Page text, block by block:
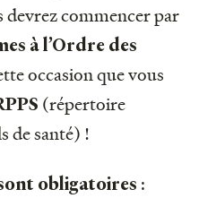
devrez commencer par
à l’Ordre des
occasion que vous
(répertoire
de santé) !
obligatoires :